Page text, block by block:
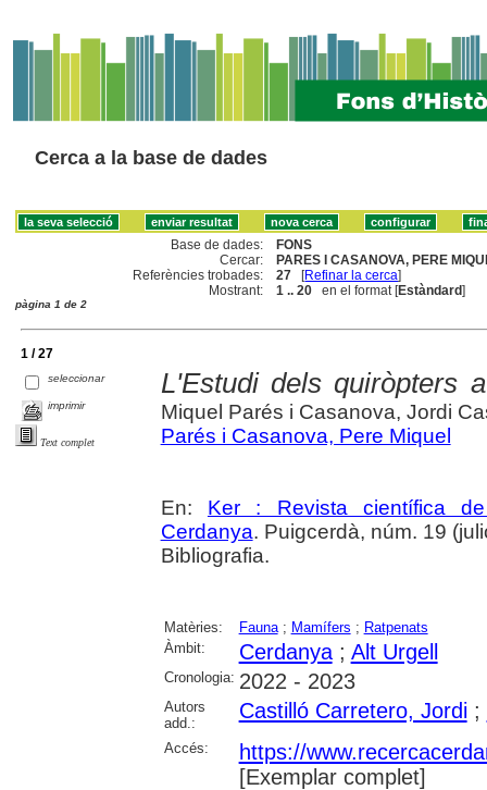
Cerca a la base de dades
Base de dades:
FONS
Cercar:
PARES I CASANOVA, PERE
Referències trobades:
27 [Refinar la cerca]
Mostrant:
1 .. 20 en el format [Estàndard]
pàgina 1 de 2
1 / 27
seleccionar
imprimir
Text complet
L'Estudi dels quiròpters
Miquel Parés i Casanova, Jordi
Parés i Casanova, Pere Miquel
En: Ker : Revista científica
Cerdanya. Puigcerdà, núm. 19
Bibliografia.
Matèries: Fauna; Mamífers ; Ratpenats
Àmbit:
Cerdanya; Alt Urgell
Cronologia: 2022 - 2023
Autors
add.:
Castilló Carretero, Jordi;
Accés:
https://
[Exemplar complet]